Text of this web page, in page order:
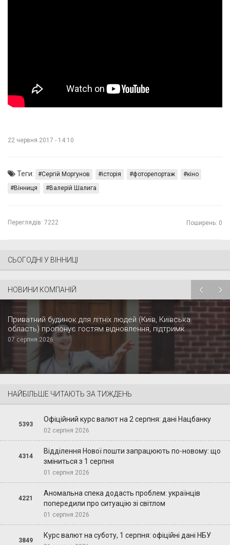
22 червня 2017 - 14:10
Теги: Сергій Моргунов історія фоторепортаж
кіно
Вінниця
Валерій Шалига
Переглядів: 7222 Поширень: 0
СЬОГОДНІ У ВІННИЦІ
НОВИНИ КОМПАНІЙ
Приватний будинок для літніх людей (Київ, Київська
область) пропонує гостям відновлення, підтримк...
07 серпня 2026
НАЙБІЛЬШЕ ЧИТАЮТЬ ЗА ТИЖДЕНЬ
5393
Офіційний курс валют на 2 серпня: дані Нацбанку
02 серпня 2026
4314
Відділення Нової пошти запрацюють по-новому: що
зміниться з 1 серпня
01 серпня 2026
4221
Аномальна спека додасть проблем: українців
попередили про ситуацію зі світлом
01 серпня 2026
3849
Курс валют на суботу, 1 серпня: офіційні дані НБУ